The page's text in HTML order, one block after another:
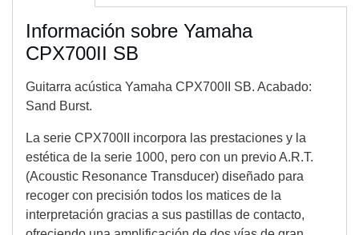
Información sobre Yamaha
CPX700II SB
Guitarra acústica Yamaha CPX700II SB. Acabado:
Sand Burst.
La serie CPX700II incorpora las prestaciones y la
estética de la serie 1000, pero con un previo A.R.T.
(Acoustic Resonance Transducer) diseñado para
recoger con precisión todos los matices de la
interpretación gracias a sus pastillas de contacto,